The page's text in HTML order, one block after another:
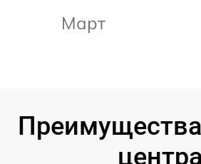
Март
центра